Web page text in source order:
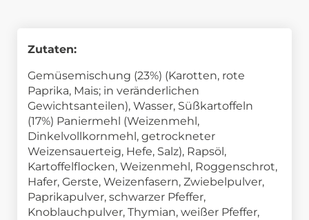
Zutaten:
Gemüsemischung (23%) (Karotten, rote
Paprika, Mais; in veränderlichen
Gewichtsanteilen), Wasser, Süßkartoffeln
(17%) Paniermehl (Weizenmehl,
Dinkelvollkornmehl, getrockneter
Weizensauerteig, Hefe, Salz), Rapsöl,
Kartoffelflocken, Weizenmehl, Roggenschrot,
Hafer, Gerste, Weizenfasern, Zwiebelpulver,
Paprikapulver, schwarzer Pfeffer,
Knoblauchpulver, Thymian, weißer Pfeffer,